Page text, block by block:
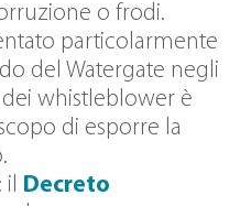
o frodi.
particolarmente
del Watergate negli
whistleblower è
di esporre la
Decreto